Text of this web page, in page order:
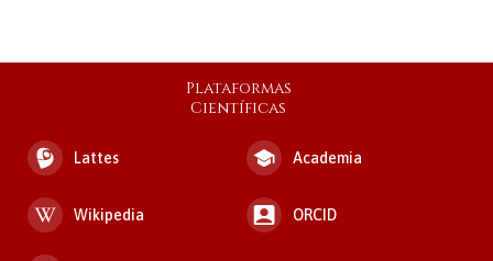
Plataformas
Científicas
Lattes Academia
Wikipedia ORCID